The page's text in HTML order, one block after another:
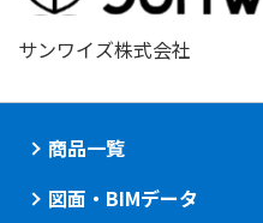
サンワイズ株式会社
商品一覧
図面・BIMデータ